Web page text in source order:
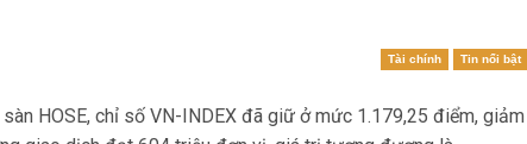
Tài chính Tin nổi bật
HOSE, chỉ số VN-INDEX đã giữ ở mức 1.179,25 điểm, giảm